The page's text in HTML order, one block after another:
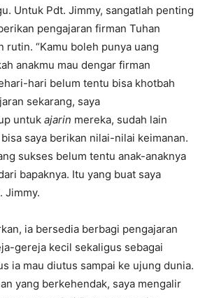
Untuk Pdt. Jimmy, sangatlah penting
pengajaran firman Tuhan
rutin. “Kamu boleh punya uang
anakmu mau dengar firman
hari belum tentu bisa khotbah
sekarang, saya
untuk ajarin mereka, sudah lain
saya berikan nilai-nilai keimanan.
sukses belum tentu anak-anaknya
bapaknya. Itu yang buat saya
Jimmy.
ia bersedia berbagi pengajaran
gereja kecil sekaligus sebagai
ia mau diutus sampai ke ujung dunia.
yang berkehendak, saya mengalir